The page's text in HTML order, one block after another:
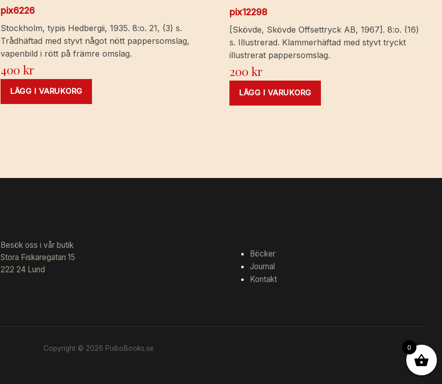
pix6226
Stockholm, typis Hedbergii, 1935. 8:o. 21, (3) s.
Trådhäftad med styvt något nött pappersomslag,
vapenbild i rött på främre omslag.
400kr
LÄGG I VARUKORG
pix12298
[Skövde, Skövde Offsettryck AB, 1967]. 8:o. (16)
s. Illustrerad. Klammerhäftad med styvt tryckt
illustrerat pappersomslag.
200kr
LÄGG I VARUKORG
Besök oss i vår butik
Stora Fiskaregatan 15
222 24 Lund
Böcker
Journal
Kontakt
Copyright © 2026 PixboBooks.se 0